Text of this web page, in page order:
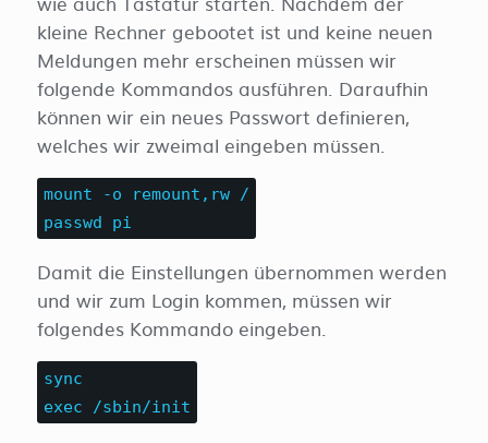
kleine Rechner gebootet ist und keine neuen
Meldungen mehr erscheinen müssen wir
folgende Kommandos ausführen. Daraufhin
können wir ein neues Passwort definieren,
welches wir zweimal eingeben müssen.
mount -o remount,rw /
passwd pi
Damit die Einstellungen übernommen werden
und wir zum Login kommen, müssen wir
folgendes Kommando eingeben.
sync
exec /sbin/init